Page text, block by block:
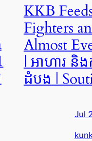
KKB
Fighters
Almost
| អាហារ និង
ដំបង |
Jul